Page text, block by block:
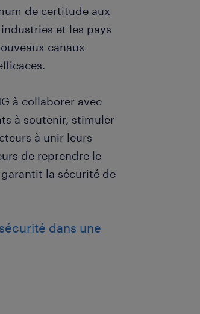
de certitude aux
et les pays
canaux
à collaborer avec
à soutenir, stimuler
à unir leurs
de reprendre le
la sécurité de
dans une